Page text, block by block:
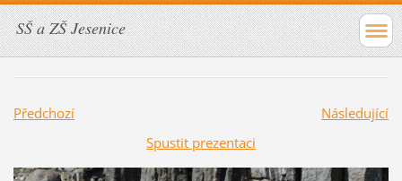
SŠ a ZŠ Jesenice
Předchozí
Následující
Spustit prezentaci